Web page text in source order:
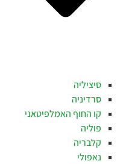
סיציליה
סרדיניה
קו החוף האמלפיטאני
פוליה
קלבריה
נאפולי